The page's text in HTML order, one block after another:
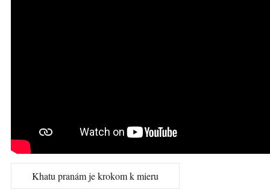
Khatu pranám je krokom k mieru